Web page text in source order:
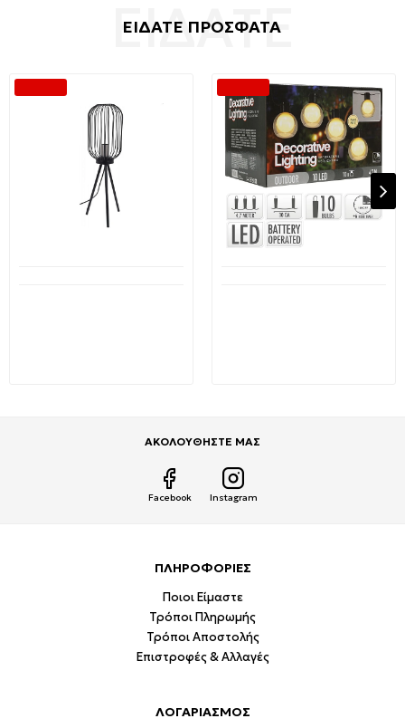
ΕΙΔΑΤΕ ΠΡΟΣΦΑΤΑ
ΑΚΟΛΟΥΘΗΣΤΕ ΜΑΣ
Facebook Instagram
ΠΛΗΡΟΦΟΡΙΕΣ
Ποιοι Είμαστε
Τρόποι Πληρωμής
Τρόποι Αποστολής
Επιστροφές & Αλλαγές
ΛΟΓΑΡΙΑΣΜΟΣ